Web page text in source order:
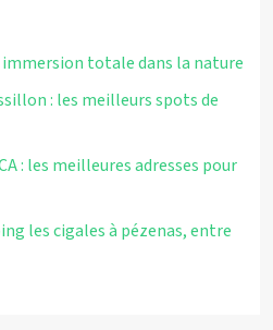
immersion totale dans la nature
: les meilleurs spots de
: les meilleures adresses pour
les cigales à pézenas, entre